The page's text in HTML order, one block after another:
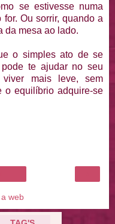
se estivesse numa
Ou sorrir, quando a
da mesa ao lado.
o simples ato de se
te ajudar no seu
mais leve, sem
o equilíbrio adquire-se
web